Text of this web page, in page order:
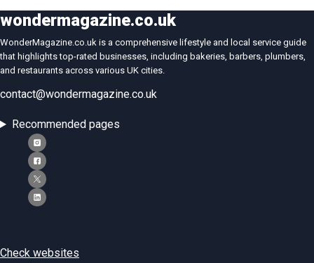
wondermagazine.co.uk
WonderMagazine.co.uk is a comprehensive lifestyle and local service guide
that highlights top-rated businesses, including bakeries, barbers, plumbers,
and restaurants across various UK cities.
contact@wondermagazine.co.uk
Recommended pages
Check websites